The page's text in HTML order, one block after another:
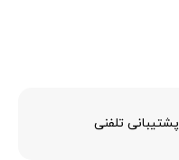
پشتیبانی تلفنی